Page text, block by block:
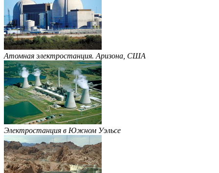
Атомная электростанция. Аризона, США
Электростанция в Южном Уэльсе